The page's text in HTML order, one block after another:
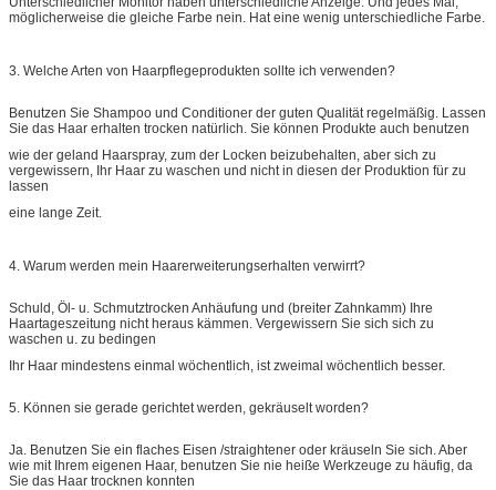
möglicherweise die gleiche Farbe nein. Hat eine wenig unterschiedliche Farbe.
3. Welche Arten von Haarpflegeprodukten sollte ich verwenden?
Benutzen Sie Shampoo und Conditioner der guten Qualität regelmäßig. Lassen
Sie das Haar erhalten trocken natürlich. Sie können Produkte auch benutzen
wie der geland Haarspray, zum der Locken beizubehalten, aber sich zu
vergewissern, Ihr Haar zu waschen und nicht in diesen der Produktion für zu
lassen
eine lange Zeit.
4. Warum werden mein Haarerweiterungserhalten verwirrt?
Schuld, Öl- u. Schmutztrocken Anhäufung und (breiter Zahnkamm) Ihre
Haartageszeitung nicht heraus kämmen. Vergewissern Sie sich sich zu
waschen u. zu bedingen
Ihr Haar mindestens einmal wöchentlich, ist zweimal wöchentlich besser.
5. Können sie gerade gerichtet werden, gekräuselt worden?
Ja. Benutzen Sie ein flaches Eisen /straightener oder kräuseln Sie sich. Aber
wie mit Ihrem eigenen Haar, benutzen Sie nie heiße Werkzeuge zu häufig, da
Sie das Haar trocknen konnten